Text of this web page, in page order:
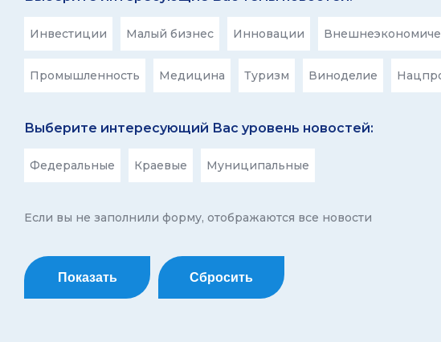
Инвестиции Малый бизнес Инновации
Промышленность Медицина Туризм Виноделие
Выберите интересующий Вас уровень новостей:
Федеральные Краевые Муниципальные
Если вы не заполнили форму, отображаются все новости
Показать Сбросить